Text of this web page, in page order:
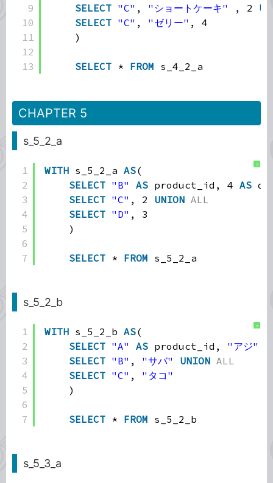
9
10
11
12
13
SELECT "C" , "ショートケーキ" , 2
SELECT "C" , "ゼリー" , 4
)
SELECT * FROM s_4_2_a
CHAPTER 5
s_5_2_a
?
1
2
3
4
5
6
7
WITH s_5_2_a AS(
SELECT "B" AS product_id, 4 AS
SELECT "C" , 2 UNION ALL
SELECT "D" , 3
)
SELECT * FROM s_5_2_a
s_5_2_b
?
1
2
3
4
5
6
7
WITH s_5_2_b AS(
SELECT "A" AS product_id, "アジ"
SELECT "B" , "サバ" UNION ALL
SELECT "C" , "タコ"
)
SELECT * FROM s_5_2_b
s_5_3_a